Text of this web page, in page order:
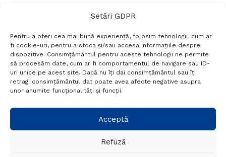
Setări GDPR
Pentru a oferi cea mai bună experiență, folosim tehnologii, cum ar
fi cookie-uri, pentru a stoca și/sau accesa informațiile despre
dispozitive. Consimțământul pentru aceste tehnologii ne permite
să procesăm date, cum ar fi comportamentul de navigare sau ID-
uri unice pe acest site. Dacă nu îți dai consimțământul sau îți
retragi consimțământul dat poate avea afecte negative asupra
unor anumite funcționalități și funcții.
Acceptă
Refuză
Termeni si conditii
Politică de confidențialitate
Politica cookies
Setări GDPR
+40 788 760 194